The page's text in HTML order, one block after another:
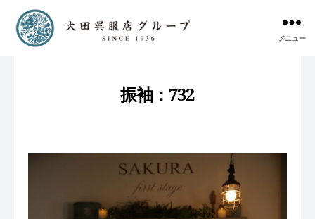
メニュー
振袖：732